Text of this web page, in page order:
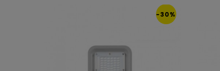
-30%